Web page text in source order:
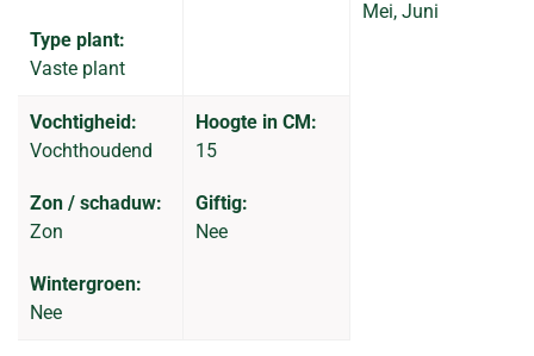
Type plant:
Vaste plant
Mei, Juni
Vochtigheid:
Vochthoudend
Zon / schaduw:
Zon
Wintergroen:
Nee
Hoogte in CM:
15
Giftig:
Nee